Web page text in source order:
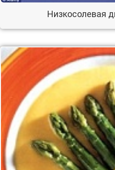
Низкосолевая